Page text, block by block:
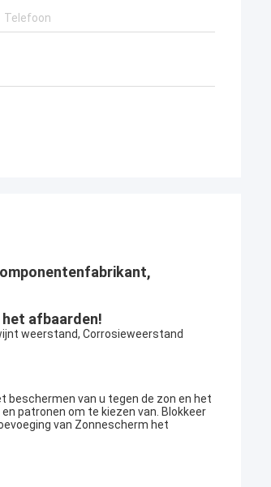
afbaarden!
weerstand, Corrosieweerstand
beschermen van u tegen de zon en het
patronen om te kiezen van. Blokkeer
van Zonnescherm het